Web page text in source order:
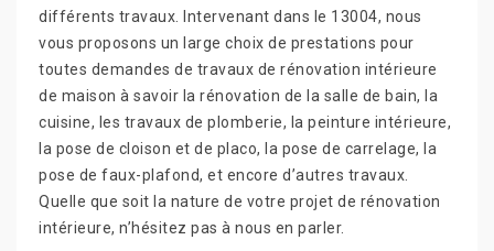
différents travaux. Intervenant dans le 13004, nous
vous proposons un large choix de prestations pour
toutes demandes de travaux de rénovation intérieure
de maison à savoir la rénovation de la salle de bain, la
cuisine, les travaux de plomberie, la peinture intérieure,
la pose de cloison et de placo, la pose de carrelage, la
pose de faux-plafond, et encore d’autres travaux.
Quelle que soit la nature de votre projet de rénovation
intérieure, n’hésitez pas à nous en parler.